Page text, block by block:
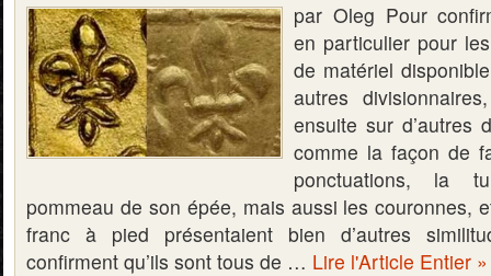
par Oleg Pour
en particulier pour
de matériel
autres
ensuite sur d’autres
comme la façon de
ponctuations, la
pommeau de son épée, mais aussi les couronnes,
franc à pied présentaient bien d’autres
confirment qu’ils sont tous de … Lire l'Article Entier »